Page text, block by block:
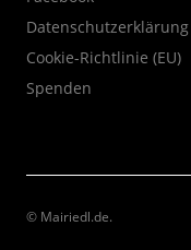
Datenschutzerklärung
Cookie-Richtlinie (EU)
Spenden
© Mairiedl.de